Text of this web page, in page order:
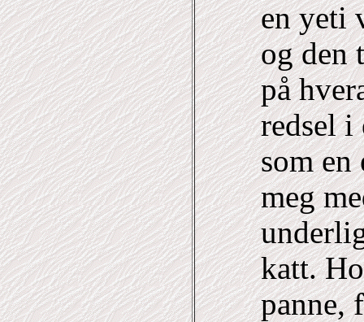
en yeti
og den
på
redsel
som en
meg
katt.
panne,